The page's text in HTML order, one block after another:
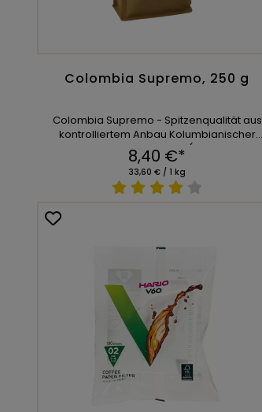
Colombia Supremo, 250 g
Colombia Supremo - Spitzenqualität aus
kontrolliertem Anbau Kolumbianischer
8,40 €*
33,60 € / 1 kg